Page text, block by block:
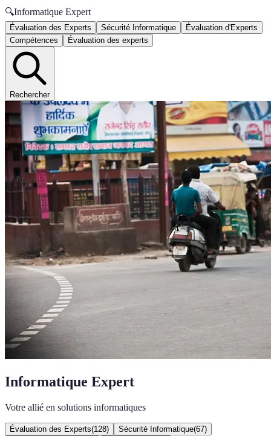
🔍Informatique Expert
Évaluation des Experts Sécurité Informatique
Évaluation d'Experts
Compétences
Évaluation des experts
Rechercher
Informatique Expert
Votre allié en solutions informatiques
Évaluation des Experts(128) Sécurité Informatique(67)